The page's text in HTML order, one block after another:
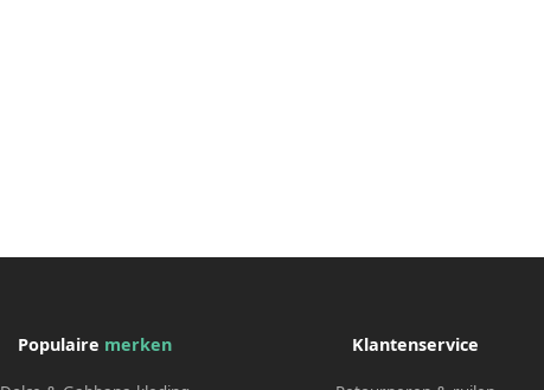
Populaire merken Klantenservice